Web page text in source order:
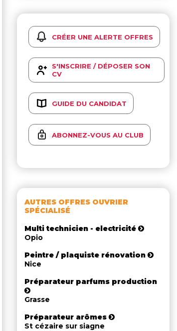
CRÉER UNE ALERTE OFFRES
S'INSCRIRE / DÉPOSER SON
CV
GUIDE DU CANDIDAT
ABONNEZ-VOUS AU CLUB
AUTRES OFFRES OUVRIER
SPÉCIALISÉ
Multi technicien - electricité
Opio
Peintre / plaquiste rénovation
Nice
Préparateur parfums production
Grasse
Préparateur arômes
St cézaire sur siagne